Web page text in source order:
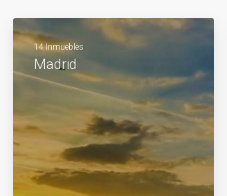
14 Inmuebles
Madrid